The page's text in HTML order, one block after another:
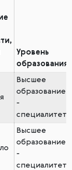
Уровень
образования
Высшее
образование
-
специалитет
Высшее
образование
-
специалитет